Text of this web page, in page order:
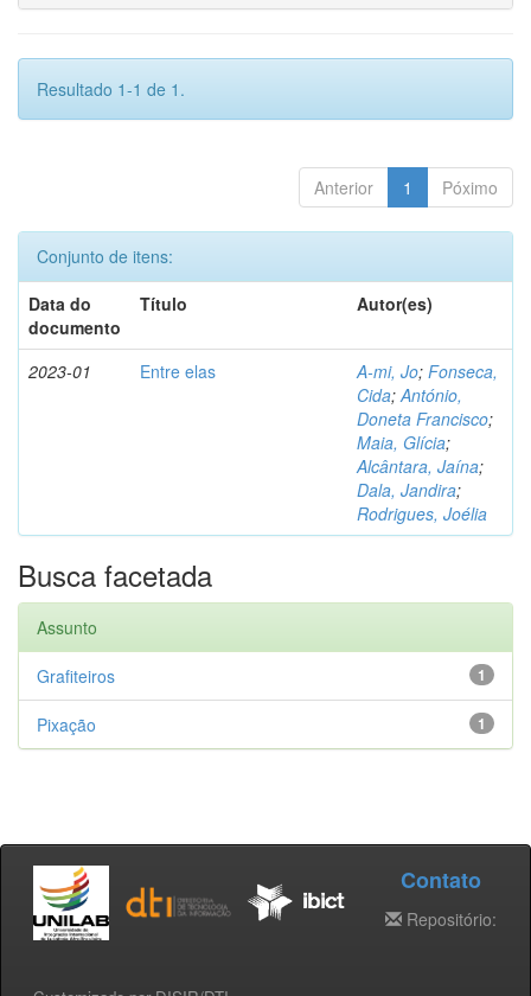
Resultado 1-1 de 1.
Anterior 1 Póximo
Conjunto de itens:
Data do
documento
Título Autor(es)
2023-01 Entre elas A-mi, Jo; Fonseca,
Cida;António,
Doneta Francisco;
Maia, Glícia;
Alcântara, Jaína;
Dala, Jandira;
Rodrigues, Joélia
Busca facetada
Assunto
1
Grafiteiros
1
Pixação
Contato
Repositório: